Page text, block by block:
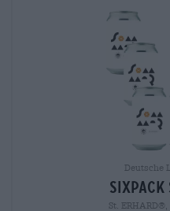
Deutsche
sixpack
St.